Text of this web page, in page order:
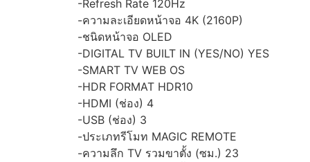
-Refresh Rate 120Hz
-ความละเอียดหน้าจอ 4K (2160P)
-ชนิดหน้าจอ OLED
-DIGITAL TV BUILT IN (YES/NO) YES
-SMART TV WEB OS
-HDR FORMAT HDR10
-HDMI (ช่อง) 4
-USB (ช่อง) 3
-ประเภทรีโมท MAGIC REMOTE
-ความลึก TV รวมขาตั้ง (ซม.) 23